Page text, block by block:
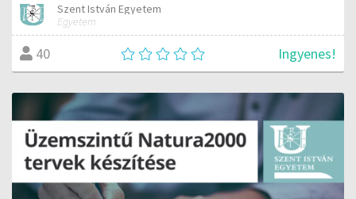
Szent István Egyetem
Egyetem
40 Ingyenes!